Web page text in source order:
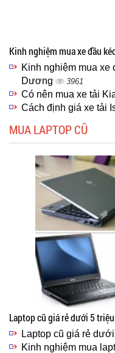
Kinh nghiệm mua xe đầu
Kinh nghiệm mua xe
Dương
3961
Có nên mua xe tải
Cách định giá xe tải
MUA LAPTOP CŨ
Laptop cũ giá rẻ dưới 5 triệu
Laptop cũ giá rẻ
Kinh nghiệm mua